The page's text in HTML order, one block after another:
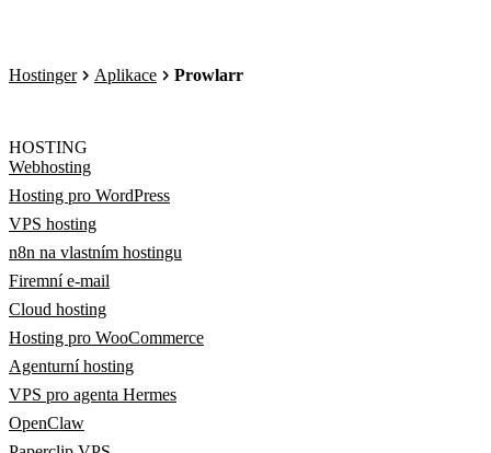
Hostinger Aplikace Prowlarr
HOSTING
Webhosting
Hosting pro WordPress
VPS hosting
n8n na vlastním hostingu
Firemní e-mail
Cloud hosting
Hosting pro WooCommerce
Agenturní hosting
VPS pro agenta Hermes
OpenClaw